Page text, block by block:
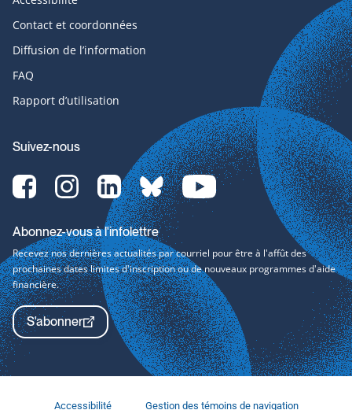
Contact et coordonnées
Diffusion de l’information
FAQ
Rapport d’utilisation
Suivez-nous
Facebook-
svg
Instagram-
svg
LinkedIn-
svg
bluesky-
svg
YouTube-
svg
Abonnez-vous à l'infolettre
Recevez nos dernières actualités par courriel pour être à l'affût des
prochaines dates limites d'inscription ou de nouveaux programmes d'aide
financière.
S'abonner
Accessibilité Gestion des témoins de navigation